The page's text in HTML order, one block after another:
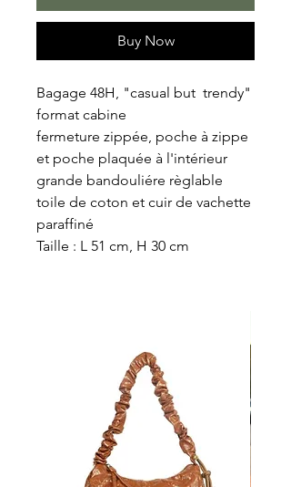
Buy Now
Bagage 48H, "casual but trendy"
format cabine
fermeture zippée, poche à zippe
et poche plaquée à l'intérieur
grande bandouliére règlable
toile de coton et cuir de vachette
paraffiné
Taille : L 51 cm, H 30 cm